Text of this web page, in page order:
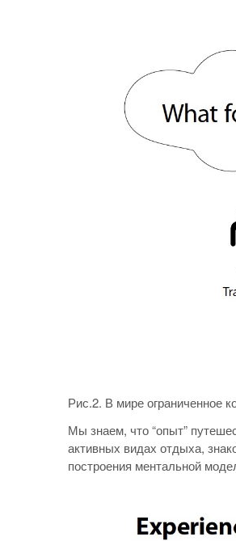
Рис.2. В мире ограниченное
Мы знаем, что “опыт”
активных видах отдыха,
построения ментальной